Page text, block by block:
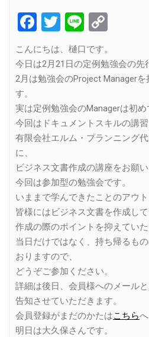
Facebook
Twitter
Line
こんにちは、樋口です。
今日は2月21日の定例勉強会の先
2月は勉強会のProject Manager
す。
実は定例勉強会のManagerは初め
今回はドキュメントスキルの講習
有限会社エルム・プランニング
に、
ビジネス文書作成の講座をお願い
今回は参加型の勉強会です。
いままで学んできたことのアウ
皆様にはビジネス文書を作成して
作成の際のポイントを抑えていた
当日だけではなく、持ち帰るも
おりますので、
どうぞご参加ください。
詳細は後日、会員様へのメール
告知させていただきます。
会員登録がまだのかたはこちらへ
明日は大久保さんです。